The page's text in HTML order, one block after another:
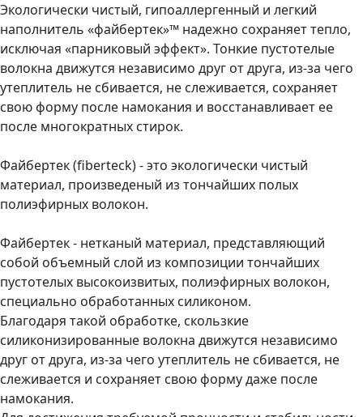
Экологически чистый, гипоаллергенный и легкий
наполнитель «файбертек»™ надежно сохраняет тепло,
исключая «парниковый эффект». Тонкие пустотелые
волокна движутся независимо друг от друга, из-за чего
утеплитель не сбивается, не слеживается, сохраняет
свою форму после намокания и восстанавливает ее
после многократных стирок.
Файбертек (fiberteck) - это экологически чистый
материал, произведеный из тончайших полых
полиэфирных волокон.
Файбертек - нетканый материал, представляющий
собой объемный слой из композиции тончайших
пустотелых высокоизвитых, полиэфирных волокон,
специально обработанных силиконом.
Благодаря такой обработке, скользкие
силиконизированные волокна движутся независимо
друг от друга, из-за чего утеплитель не сбивается, не
слеживается и сохраняет свою форму даже после
намокания.